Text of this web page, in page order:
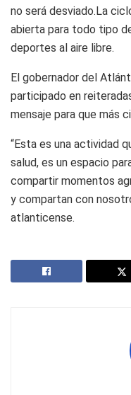
no será desviado.La
abierta para todo tipo
deportes al aire libre.
El gobernador del
participado en
mensaje para que más
“Esta es una actividad
salud, es un espacio
compartir momentos
y compartan con
atlanticense.